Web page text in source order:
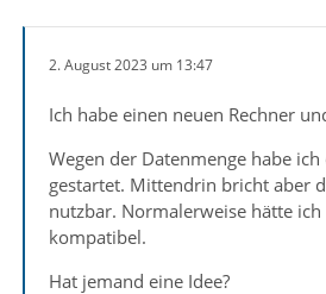
2. August 2023 um 13:47
Ich habe einen neuen Rechner
Wegen der Datenmenge habe
gestartet. Mittendrin bricht aber
nutzbar. Normalerweise hätte
kompatibel.
Hat jemand eine Idee?